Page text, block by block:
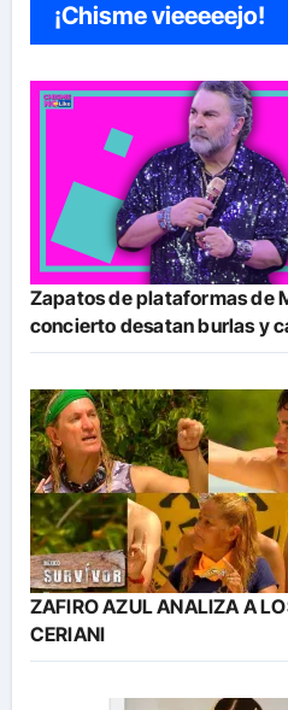
¡Chisme vieeeeejo!
Zapatos de plataformas de
concierto desatan burlas y
ZAFIRO AZUL ANALIZA A
CERIANI